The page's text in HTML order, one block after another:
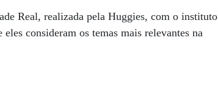
Real, realizada pela Huggies, com o instituto
consideram os temas mais relevantes na